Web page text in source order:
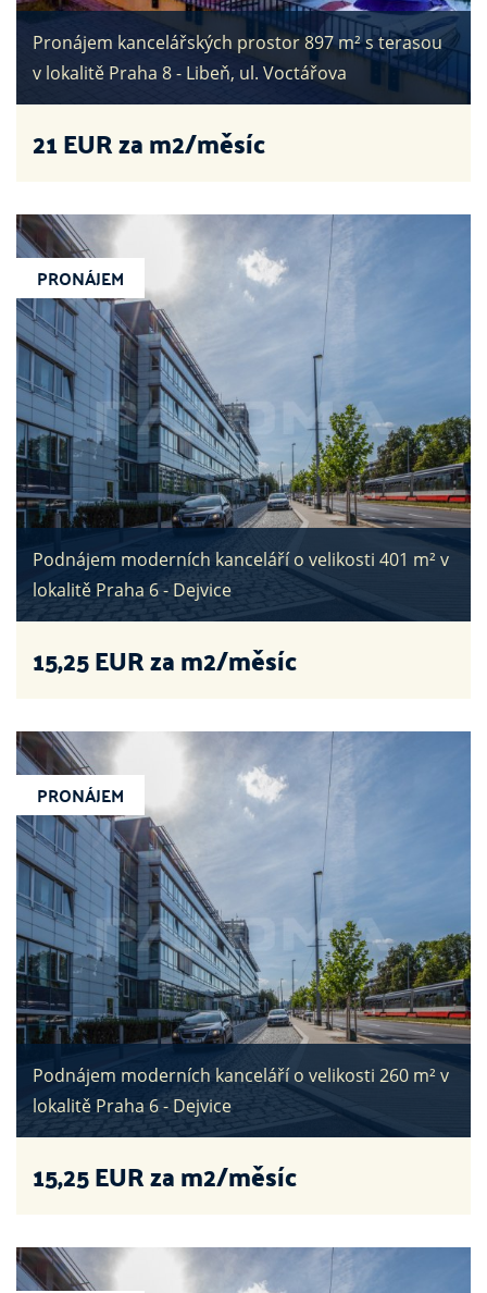
Pronájem kancelářských prostor 897 m² s terasou
v lokalitě Praha 8 - Libeň, ul. Voctářova
21EUR za m2/měsíc
Podnájem moderních kanceláří o velikosti 401 m² v
lokalitě Praha 6 - Dejvice
PRONÁJEM
15,25EUR za m2/měsíc
Podnájem moderních kanceláří o velikosti 260 m² v
lokalitě Praha 6 - Dejvice
PRONÁJEM
15,25EUR za m2/měsíc